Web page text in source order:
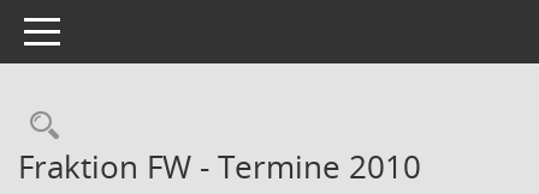
Toggle navigation
Fraktion FW - Termine 2010